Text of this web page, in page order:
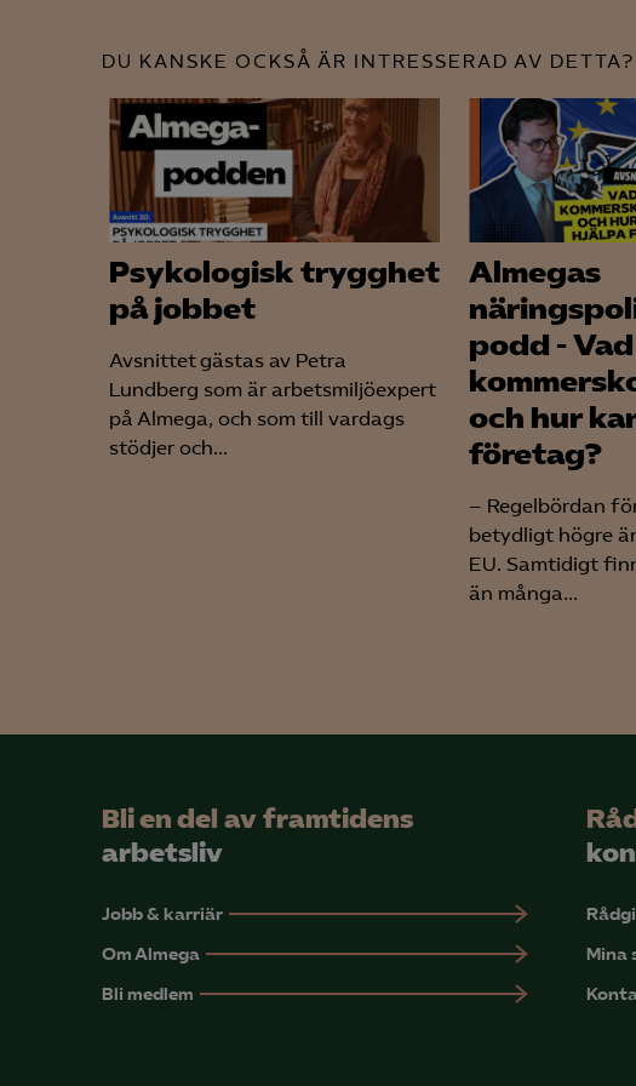
YouTube
LinkedIn
Leadfeeder
Microsoft
DU KANSKE OCKSÅ ÄR INTRESSERAD AV DETTA?
Psykologisk trygghet
på jobbet
Avsnittet gästas av Petra
Lundberg som är arbetsmiljöexpert
på Almega, och som till vardags
stödjer och...
Almegas
podd -
och hur
företag?
– Regelbördan
betydligt högre
EU. Samtidigt
än många...
Bli en del av framtidens
arbetsliv
Jobb & karriär
Om Almega
Bli medlem
Mina